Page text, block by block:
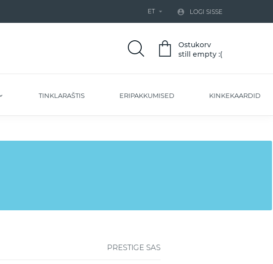
ET   LOGI SISSE
Ostukorv
still empty :(
TINKLARAŠTIS ERIPAKKUMISED KINKEKAARDID
PRESTIGE SAS